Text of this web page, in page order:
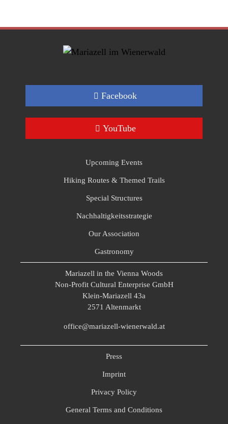
Facebook
YouTube
Upcoming Events
Hiking Routes & Themed Trails
Special Structures
Nachhaltigkeitsstrategie
Our Association
Gastronomy
Mariazell in the Vienna Woods
Non-Profit Cultural Enterprise GmbH
Klein-Mariazell 43a
2571 Altenmarkt
office@mariazell-wienerwald.at
Press
Imprint
Privacy Policy
General Terms and Conditions